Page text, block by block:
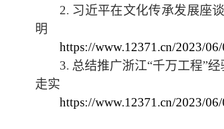
2. 习近平在文化传承发展座
明
https://www.12371.cn/2023/
3. 总结推广浙江“千万工程”
走实
https://www.12371.cn/2023/